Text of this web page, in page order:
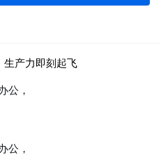
生产力即刻起飞
公，
公，